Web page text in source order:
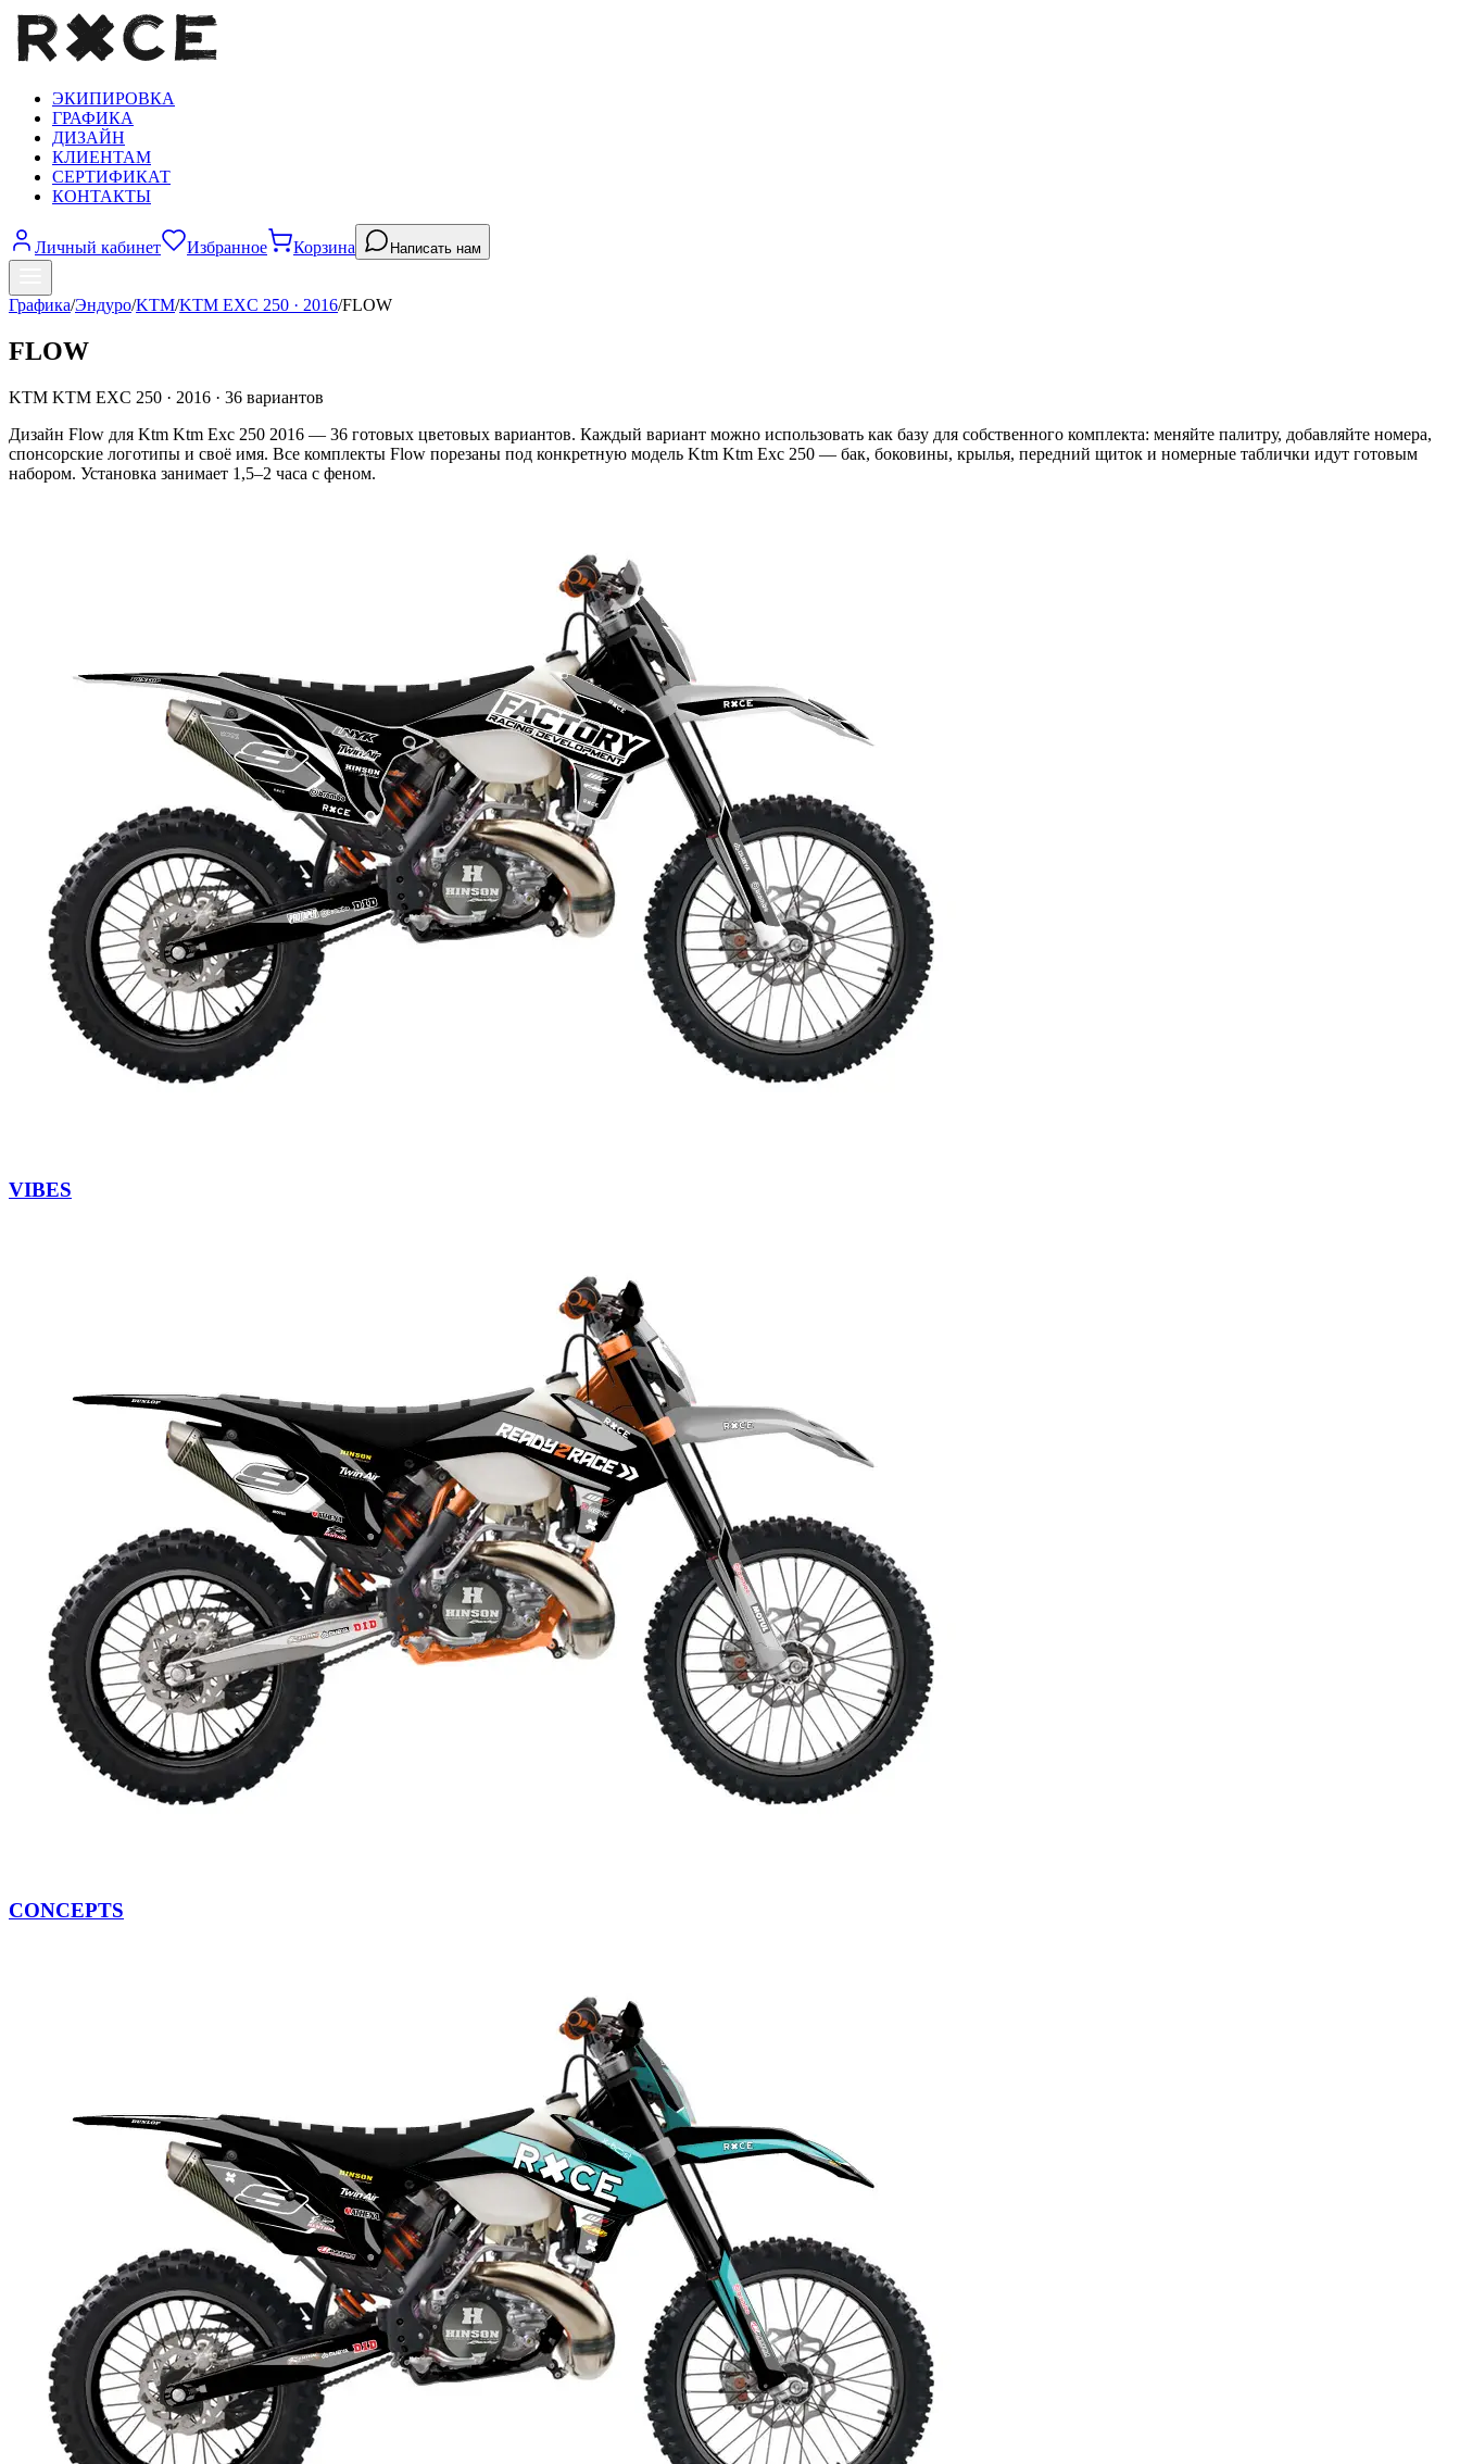
ЭКИПИРОВКА
ГРАФИКА
ДИЗАЙН
КЛИЕНТАМ
СЕРТИФИКАТ
КОНТАКТЫ
Личный кабинет Избранное Корзина Написать нам
Графика/Эндуро/KTM/KTM EXC 250 · 2016/FLOW
FLOW
KTM KTM EXC 250 · 2016 · 36 вариантов
Дизайн Flow для Ktm Ktm Exc 250 2016 — 36 готовых цветовых вариантов. Каждый вариант можно использовать как базу для собственного комплекта: меняйте палитру, добавляйте номера,
спонсорские логотипы и своё имя. Все комплекты Flow порезаны под конкретную модель Ktm Ktm Exc 250 — бак, боковины, крылья, передний щиток и номерные таблички идут готовым
набором. Установка занимает 1,5–2 часа с феном.
VIBES
CONCEPTS